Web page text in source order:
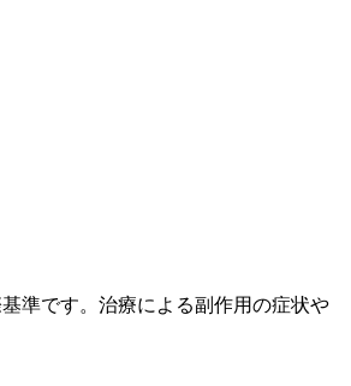
準です。治療による副作用の症状や